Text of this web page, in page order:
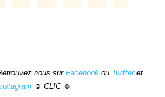
nous sur Facebookou Twitteret
☺ CLIC ☺